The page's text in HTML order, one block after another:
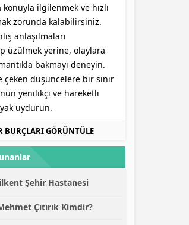
ilgilenmek ve hızlı
zorunda kalabilirsiniz.
anlaşılmaları
üzülmek yerine, olaylara
bakmayı deneyin.
çeken düşüncelere bir sınır
yenilikçi ve hareketli
uydurun.
BURÇLARI GÖRÜNTÜLE
Şehir Hastanesi
Çıtırık Kimdir?